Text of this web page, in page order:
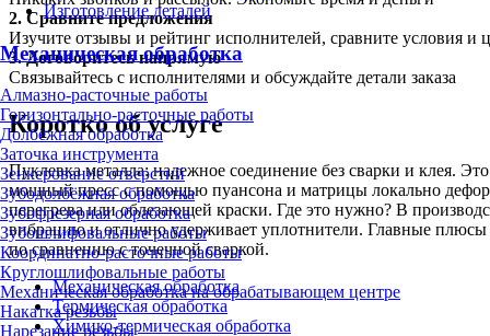
Изготовление деталей
Механическая обработка
Алмазно-расточные работы
Горизонтально-расточные работы
Долбёжная обработка
Заточка инструмента
Зенкерование отверстий
Зубодолбёжная обработка
Зубофрезерная обработка
Зубошлифовальные работы
Координатно-расточные работы
Круглошлифовальные работы
Механическая обработка на обрабатывающем центре
Накатка резьбы
Нарезание резьбы
2. Сравните предложения
Изучите отзывы и рейтинг исполнителей, сравните условия и
3.Договоритесь напрямую
Связывайтесь с исполнителями и обсуждайте детали заказа
Коротко об услуге
Пуклевка металла: надежное соединение без сварки и клея.
мощный пресс с помощью пуансона и матрицы локально
перегрева или облезающей краски. Где это нужно? В
вибрацию и отлично удерживает уплотнители. Главные плюсы
по сравнению с точечной сваркой.
Механическая обработка
Термическая обработка
Химико-термическая обработка